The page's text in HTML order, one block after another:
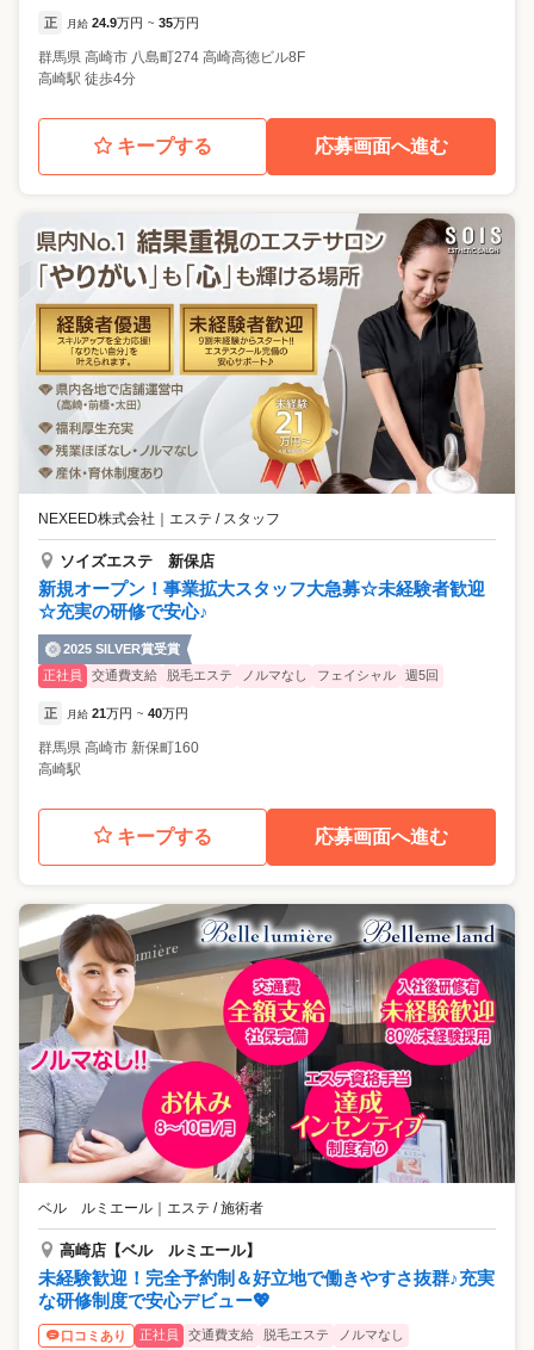
正 月給 24.9万円 ~ 35万円
群馬県 高崎市 八島町274 高崎高徳ビル8F
高崎駅 徒歩4分
キープする 応募画面へ進む
NEXEED株式会社 ｜ エステ / スタッフ
ソイズエステ 新保店
新規オープン！事業拡大スタッフ大急募☆未経験者歓迎
☆充実の研修で安心♪
2025 SILVER賞受賞
正社員
交通費支給 脱毛エステ ノルマなし フェイシャル 週5回
正 月給 21万円 ~ 40万円
群馬県 高崎市 新保町160
高崎駅
キープする 応募画面へ進む
ベル ルミエール ｜ エステ / 施術者
高崎店【ベル ルミエール】
未経験歓迎！完全予約制＆好立地で働きやすさ抜群♪充実
な研修制度で安心デビュー💖
口コミあり 正社員 交通費支給 脱毛エステ
ノルマなし